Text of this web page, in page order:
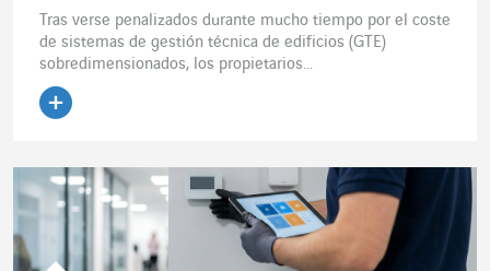
Tras verse penalizados durante mucho tiempo por el coste
de sistemas de gestión técnica de edificios (GTE)
sobredimensionados, los propietarios...